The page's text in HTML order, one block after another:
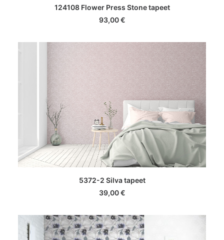
LISA KORVI
124108 Flower Press Stone tapeet
93,00€
LISA KORVI
5372-2 Silva tapeet
39,00€